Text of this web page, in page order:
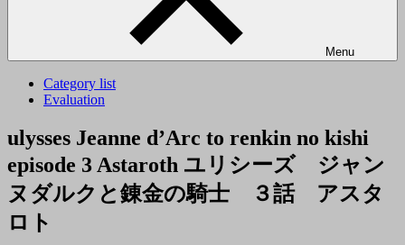
Menu
Category list
Evaluation
ulysses Jeanne d’Arc to renkin no kishi
episode 3 Astaroth ユリシーズ ジャン
ヌダルクと錬金の騎士 ３話 アスタ
ロト